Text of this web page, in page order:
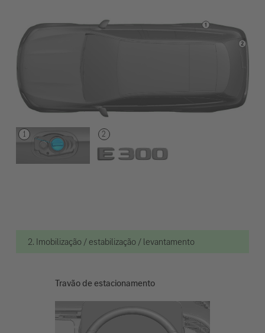
2. Imobilização / estabilização / levantamento
Travão de estacionamento